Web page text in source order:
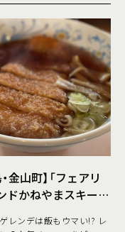
・金山町】「フェアリ
ドかねやまスキー
ー
レンデは飯もウマい!? レ